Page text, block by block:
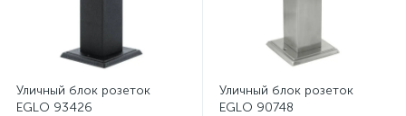
Уличный блок розеток
EGLO 93426
Уличный блок розеток
EGLO 90748